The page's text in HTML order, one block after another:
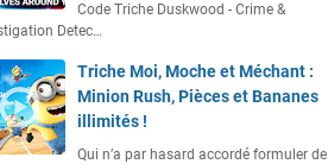
Code Triche Duskwood - Crime &
Detec…
Triche Moi, Moche et Méchant :
Minion Rush, Pièces et Bananes
illimités !
Qui n’a par hasard accordé formuler de